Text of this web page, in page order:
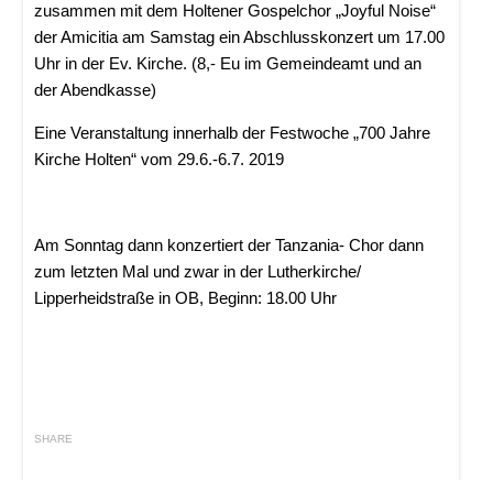
zusammen mit dem Holtener Gospelchor „Joyful Noise“
der Amicitia am Samstag ein Abschlusskonzert um 17.00
Uhr in der Ev. Kirche. (8,- Eu im Gemeindeamt und an
der Abendkasse)
Eine Veranstaltung innerhalb der Festwoche „700 Jahre
Kirche Holten“ vom 29.6.-6.7. 2019
Am Sonntag dann konzertiert der Tanzania- Chor dann
zum letzten Mal und zwar in der Lutherkirche/
Lipperheidstraße in OB, Beginn: 18.00 Uhr
SHARE